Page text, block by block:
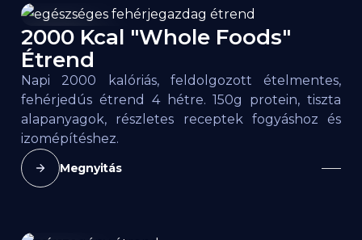
2000 kcal
2000 Kcal "Whole Foods"
Étrend
Napi 2000 kalóriás, feldolgozott ételmentes,
fehérjedús étrend 4 hétre. 150g protein, tiszta
alapanyagok, részletes receptek fogyáshoz és
izomépítéshez.
Megnyitás